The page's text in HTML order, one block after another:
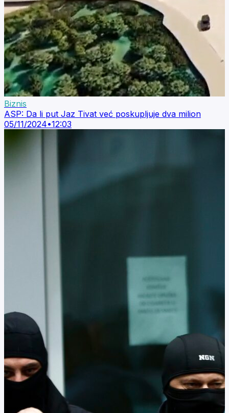
Biznis
ASP: Da li put Jaz Tivat već poskupljuje dva milion
05/11/2024•12:03